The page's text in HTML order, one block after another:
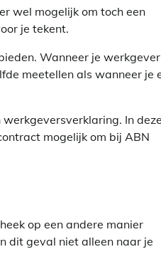
wel mogelijk om toch een
je tekent.
Wanneer je werkgever
meetellen als wanneer je
In deze
mogelijk om bij ABN
op een andere manier
dit geval niet alleen naar je